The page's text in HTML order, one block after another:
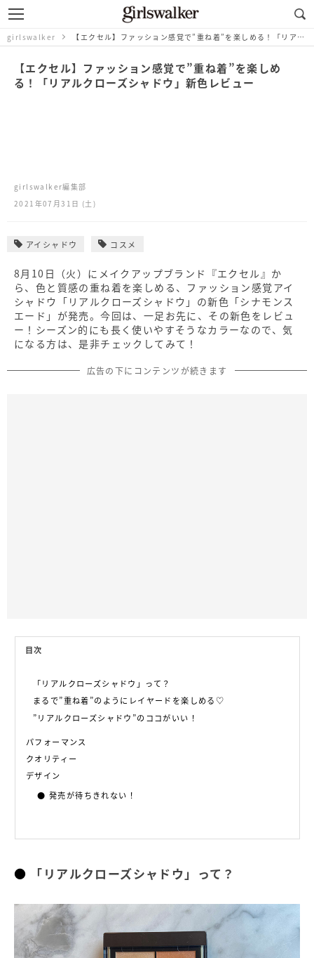
girlswalker 【エクセル】ファッション感覚で”重ね着”を楽しめる！「リアルクローズシャドウ」新色レビュー
【エクセル】ファッション感覚で”重ね着”を楽しめ
る！「リアルクローズシャドウ」新色レビュー
girlswalker編集部
2021年07月31日 (土)
アイシャドウ コスメ
8月10日（火）にメイクアップブランド『エクセル』か
ら、色と質感の重ね着を楽しめる、ファッション感覚アイ
シャドウ「リアルクローズシャドウ」の新色「シナモンス
エード」が発売。今回は、一足お先に、その新色をレビュ
ー！シーズン的にも長く使いやすそうなカラーなので、気
になる方は、是非チェックしてみて！
広告の下にコンテンツが続きます
目次
「リアルクローズシャドウ」って？
まるで”重ね着”のようにレイヤードを楽しめる♡
”リアルクローズシャドウ”のココがいい！
パフォーマンス
クオリティー
デザイン
発売が待ちきれない！
「リアルクローズシャドウ」って？